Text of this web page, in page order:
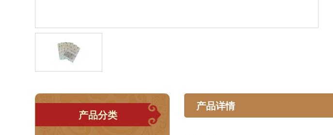
产品分类
产品详情